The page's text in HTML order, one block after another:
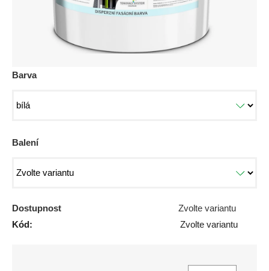
Barva
Balení
Dostupnost
Zvolte variantu
Kód:
Zvolte variantu